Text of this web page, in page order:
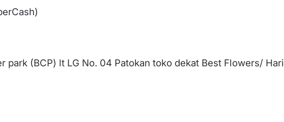
park (BCP) lt LG No. 04 Patokan toko dekat Best Flowers/ Hari